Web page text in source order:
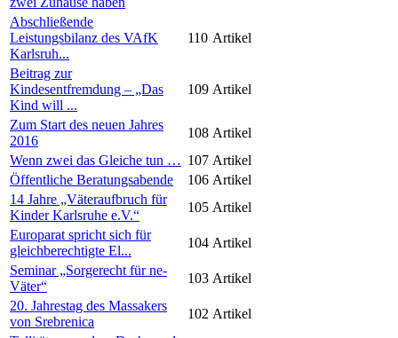
Abschließende
Leistungsbilanz des VAfK
Karlsruh...
110 Artikel
Beitrag zur
Kindesentfremdung – „Das
Kind will ...
109 Artikel
Zum Start des neuen Jahres
2016
108 Artikel
Wenn zwei das Gleiche tun … 107 Artikel
Öffentliche Beratungsabende
106 Artikel
14 Jahre „Väteraufbruch für
Kinder Karlsruhe e.V.“
105 Artikel
Europarat spricht sich für
gleichberechtigte El...
104 Artikel
Seminar „Sorgerecht für ne-
Väter“
103 Artikel
20. Jahrestag des Massakers
von Srebrenica
102 Artikel